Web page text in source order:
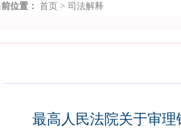
位置： 首页 > 司法解释
最高人民法院关于审